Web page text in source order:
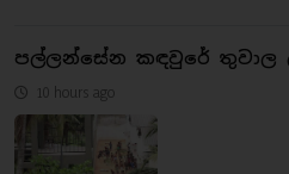
පල්ලන්සේන කඳවුරේ තුවාල
10 hours ago